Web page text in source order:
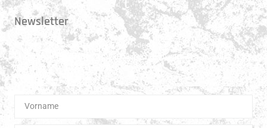
Newsletter
Erhalte 1x pro Quartal unsere News in dein Postfach. Darüber hinaus
teilen wir gerne Spannendes und Lehrreiches aus der Welt des Muay Thai
Boxen.